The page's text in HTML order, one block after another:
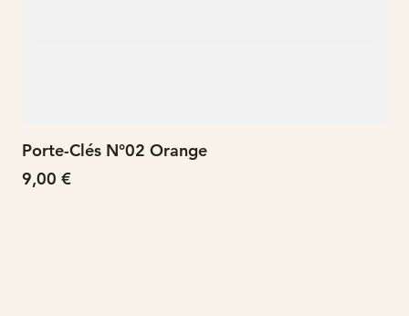
Porte-Clés N°02 Orange
Prix
9,00 €